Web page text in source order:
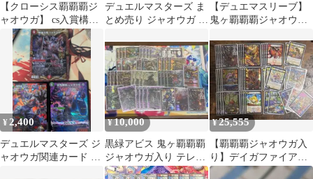
【クローシス覇覇覇ジ
ャオウガ】 cs入賞構築
デュエマ 3重スリーブ
デュエルマスターズ ま
とめ売り ジャオウガ デ
【デュエマスリーブ】
鬼ヶ覇覇覇ジャオウ
¥ 2,400
デュエルマスターズ ジ
ャオウガ関連カード 3
¥10,000
黒緑アビス 鬼ヶ覇覇覇
ジャオウガ入り テレス
コAシク 微レート高め
¥25,555
【覇覇覇ジャオウガ入
り】デイガファイアー
バード 翌日発送